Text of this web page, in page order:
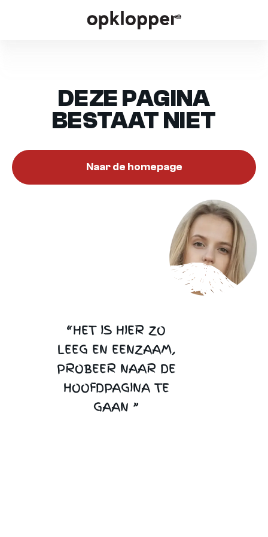
DEZE PAGINA
BESTAAT NIET
“HET IS HIER ZO
LEEG EN EENZAAM,
PROBEER NAAR DE
HOOFDPAGINA TE
GAAN ”
Naar de homepage